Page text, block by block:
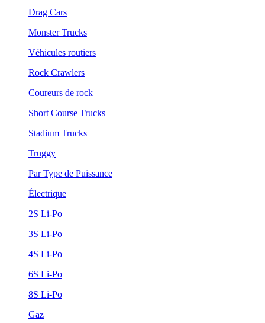
Drag Cars
Monster Trucks
Véhicules routiers
Rock Crawlers
Coureurs de rock
Short Course Trucks
Stadium Trucks
Truggy
Par Type de Puissance
Électrique
2S Li-Po
3S Li-Po
4S Li-Po
6S Li-Po
8S Li-Po
Gaz